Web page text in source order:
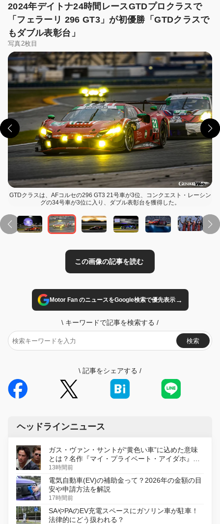
2024年デイトナ24時間レースGTDプロクラスで
「フェラーリ 296 GT3」が初優勝「GTDクラスで
もダブル表彰台」
写真2枚目
GTDクラスは、AFコルセの296 GT3 21号車が3位、コンクエスト・レーシン
グの34号車が3位に入り、ダブル表彰台を獲得した。
この画像の記事を読む
Motor Fan のニュースをGoogle検索で優先表示→
\ キーワードで記事を検索する /
検索
\ 記事をシェアする /
ヘッドラインニュース
ガス・ヴァン・サントが“黄色い車”に込めた意味
とは？名作『マイ・プライベート・アイダホ』が
初のデジタルリマスター版で復活
13時間前
電気自動車(EV)の補助金って？2026年の金額の目
安や申請方法を解説
17時間前
SAやPAのEV充電スペースにガソリン車が駐車！
法律的にどう扱われる？